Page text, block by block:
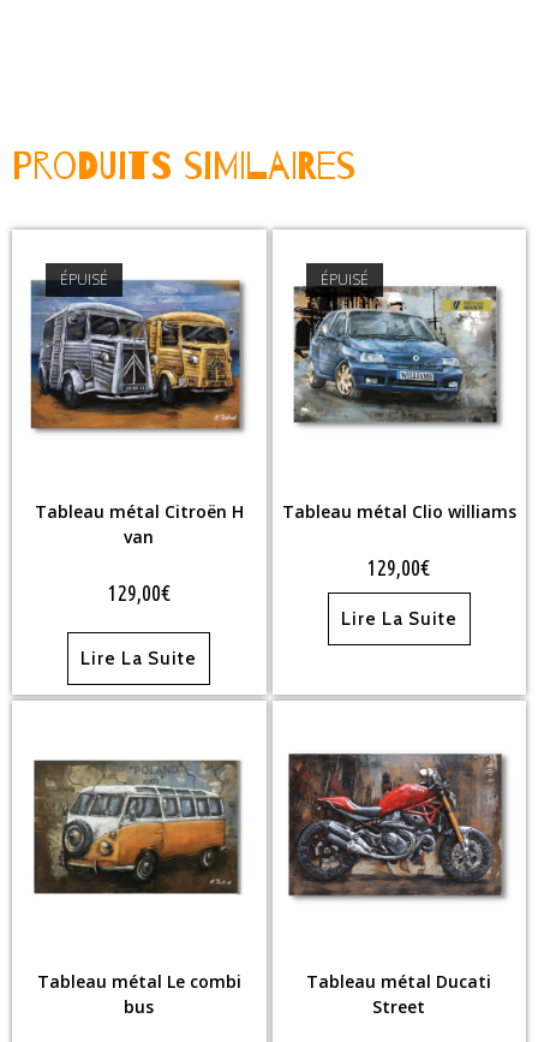
Produits Similaires
ÉPUISÉ
Tableau métal Citroën H
van
129,00€
Lire La Suite
ÉPUISÉ
Tableau métal Clio williams
129,00€
Lire La Suite
Tableau métal Le combi
bus
Tableau métal Ducati
Street